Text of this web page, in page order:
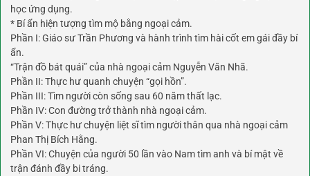
học ứng dụng.
* Bí ẩn hiện tượng tìm mộ bằng ngoại cảm.
Phần I: Giáo sư Trần Phương và hành trình tìm hài cốt em gái đầy bí
ẩn.
“Trận đồ bát quái” của nhà ngoại cảm Nguyễn Văn Nhã.
Phần II: Thực hư quanh chuyện “gọi hồn”.
Phần III: Tìm người còn sống sau 60 năm thất lạc.
Phần IV: Con đường trở thành nhà ngoại cảm.
Phần V: Thực hư chuyện liệt sĩ tìm người thân qua nhà ngoại cảm
Phan Thị Bích Hằng.
Phần VI: Chuyện của người 50 lần vào Nam tìm anh và bí mật về
trận đánh đầy bi tráng.